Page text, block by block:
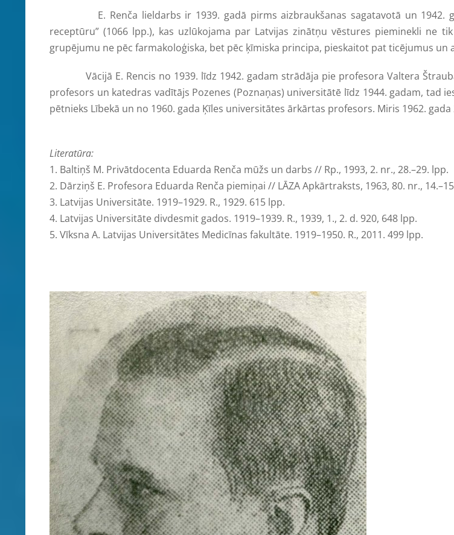
E. Renča lieldarbs ir 1939. gadā pirms aizbraukšanas sagatavotā un 1942.
receptūru” (1066 lpp.), kas uzlūkojama par Latvijas zinātņu vēstures pieminekli ne
grupējumu ne pēc farmakoloģiska, bet pēc ķīmiska principa, pieskaitot pat ticējumus
Vācijā E. Rencis no 1939. līdz 1942. gadam strādāja pie profesora Valtera
profesors un katedras vadītājs Pozenes (Poznaņas) universitātē līdz 1944. gadam, tad
pētnieks Lībekā un no 1960. gada Ķīles universitātes ārkārtas profesors. Miris 1962. gada
Literatūra:
1. Baltiņš M. Privātdocenta Eduarda Renča mūžs un darbs // Rp., 1993, 2. nr., 28.–29. lpp.
2. Dārziņš E. Profesora Eduarda Renča piemiņai // LĀZA Apkārtraksts, 1963, 80. nr.,
3. Latvijas Universitāte. 1919–1929. R., 1929. 615 lpp.
4. Latvijas Universitāte divdesmit gados. 1919–1939. R., 1939, 1., 2. d. 920, 648 lpp.
5. Vīksna A. Latvijas Universitātes Medicīnas fakultāte. 1919–1950. R., 2011. 499 lpp.